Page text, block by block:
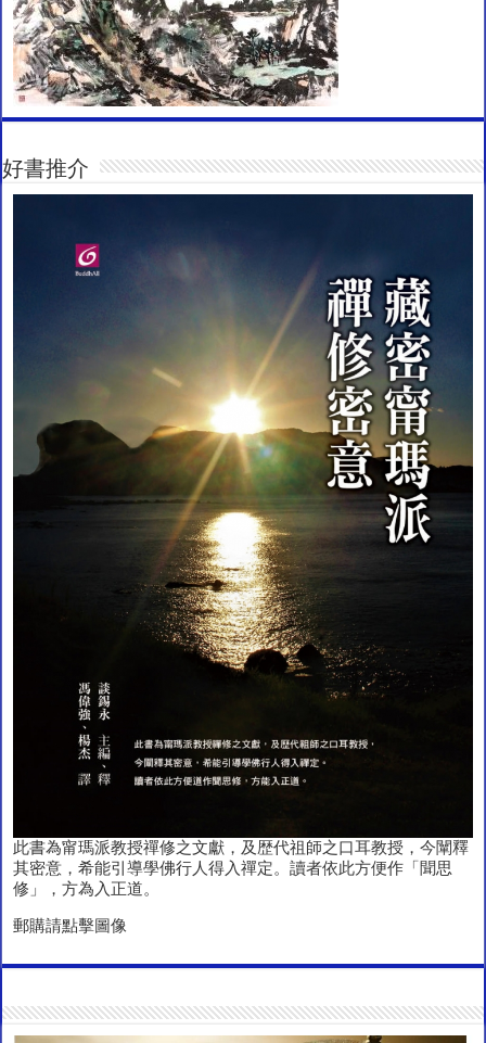
好書推介
此書為甯瑪派教授禪修之文獻，及歴代祖師之口耳教授，今闡釋
其密意，希能引導學佛行人得入禪定。讀者依此方便作「聞思
修」，方為入正道。
郵購請點擊圖像